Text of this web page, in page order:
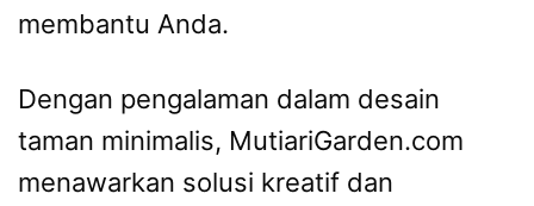
membantu Anda.
Dengan pengalaman dalam desain
taman minimalis, MutiariGarden.com
menawarkan solusi kreatif dan